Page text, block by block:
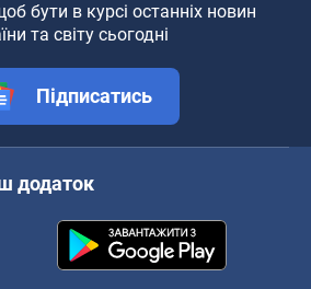
бути в курсі останніх новин
та світу сьогодні
Підписатись
додаток